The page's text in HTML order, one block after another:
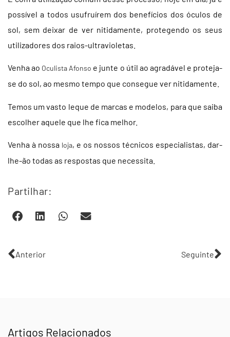
possível a todos usufruírem dos benefícios dos óculos de
sol, sem deixar de ver nitidamente, protegendo os seus
utilizadores dos raios-ultravioletas.
Venha ao Oculista Afonso e junte o útil ao agradável e proteja-
se do sol, ao mesmo tempo que consegue ver nitidamente.
Temos um vasto leque de marcas e modelos, para que saiba
escolher aquele que lhe fica melhor.
Venha à nossa loja, e os nossos técnicos especialistas, dar-
lhe-ão todas as respostas que necessita.
Partilhar:
Anterior Seguinte
Artigos Relacionados